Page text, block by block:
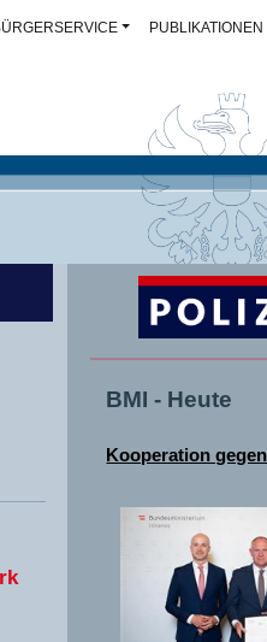
PUBLIKATIONEN
BMI - Heute
Kooperation